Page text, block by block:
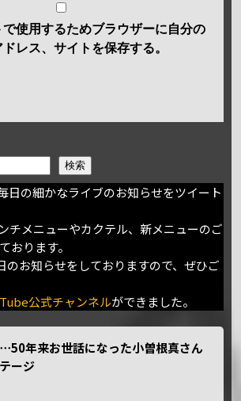
使用するためブラウザーに自分の
レス、サイトを保存する。
検索
日の細かなライブのお知らせをツイート
チメニューやカクテル、新メニューのご
おります。
のお知らせをしておりますので、ぜひご
公式チャンネルができました。
年来お世話になった小曽根真さん
ージ